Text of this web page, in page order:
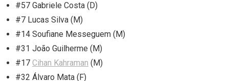
#57 Gabriele Costa (D)
#7 Lucas Silva (M)
#14 Soufiane Messeguem (M)
#31 João Guilherme (M)
#17 Cihan Kahraman (M)
#32 Álvaro Mata (F)